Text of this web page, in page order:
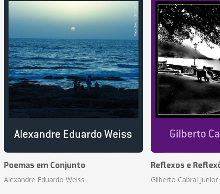
Poemas em Conjunto
Alexandre Eduardo Weiss
Reflexos e
Gilberto Cabral Junior